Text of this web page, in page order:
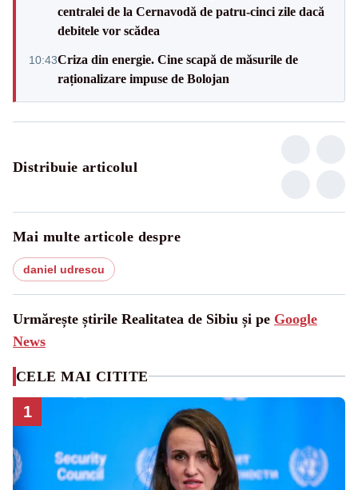
centralei de la Cernavodă de patru-cinci zile dacă
debitele vor scădea
10:43Criza din energie. Cine scapă de măsurile de
raționalizare impuse de Bolojan
Distribuie articolul
Mai multe articole despre
daniel udrescu
Urmărește știrile Realitatea de Sibiu și pe Google
News
CELE MAI CITITE
1